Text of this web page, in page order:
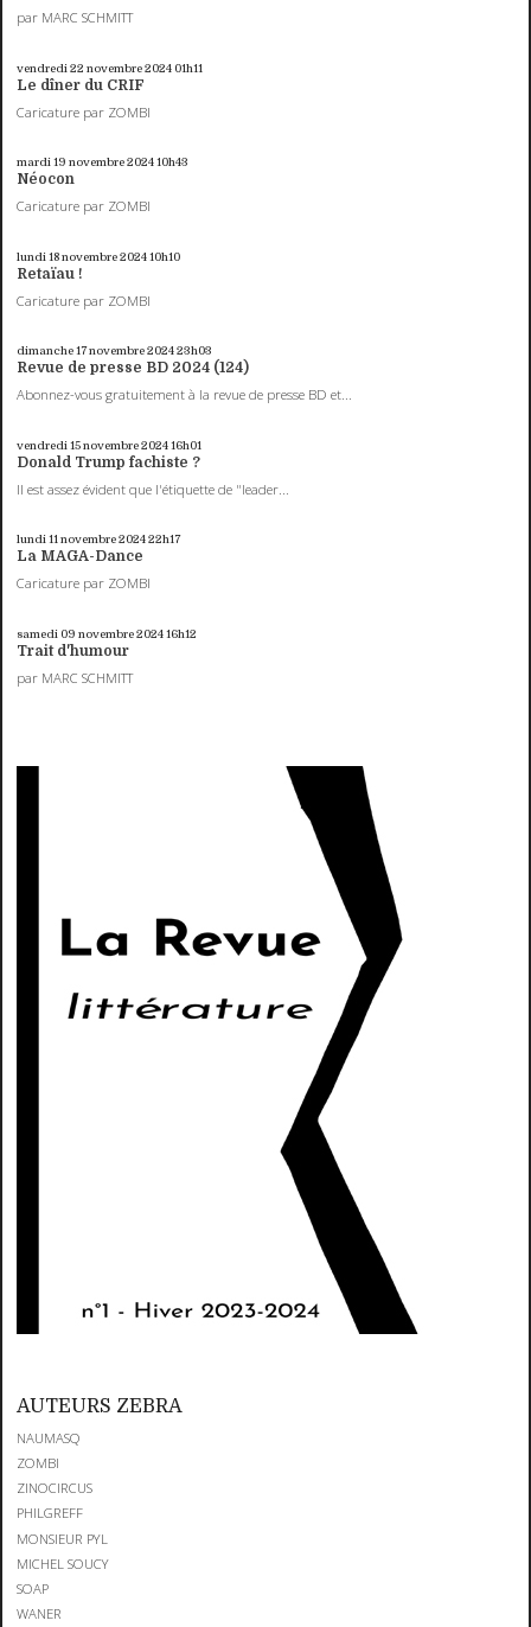
par MARC SCHMITT
vendredi 22 novembre 2024 01h11
Le dîner du CRIF
Caricature par ZOMBI
mardi 19 novembre 202410h43
Néocon
Caricature par ZOMBI
lundi 18novembre 202410h10
Retaïau !
Caricature par ZOMBI
dimanche 17novembre 202423h03
Revue de presse BD 2024 (124)
Abonnez-vous gratuitement à la revue de presse BD et...
vendredi 15novembre 202416h01
Donald Trump fachiste ?
Il est assez évident que l'étiquette de "leader...
lundi 11novembre 202422h17
La MAGA-Dance
Caricature par ZOMBI
samedi 09 novembre 202416h12
Trait d'humour
par MARC SCHMITT
AUTEURS ZEBRA
NAUMASQ
ZOMBI
ZINOCIRCUS
PHILGREFF
MONSIEUR PYL
MICHEL SOUCY
SOAP
WANER